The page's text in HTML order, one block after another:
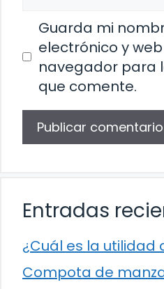
Guarda mi
electrónico y
navegador para
que comente.
Entradas
¿Cuál es la utilidad
Compota de